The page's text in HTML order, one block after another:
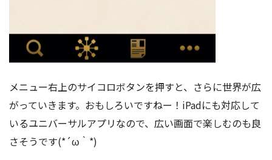
メニュー右上のサイコロボタンを押すと、さらに世界が広
がっていきます。おもしろいですねー！iPadにも対応して
いるユニバーサルアプリなので、広い画面で楽しむのも良
さそうです(*´ω｀*)